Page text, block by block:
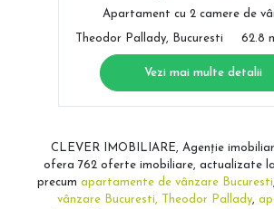
Apartament cu 2 camere de
Theodor Pallady, Bucuresti 62.8
Vezi mai multe detalii
CLEVER IMOBILIARE, Agenție
ofera 762 oferte imobiliare, actualizate
precum apartamente de vânzare Bucuresti,
vânzare Bucuresti, Theodor Pallady,